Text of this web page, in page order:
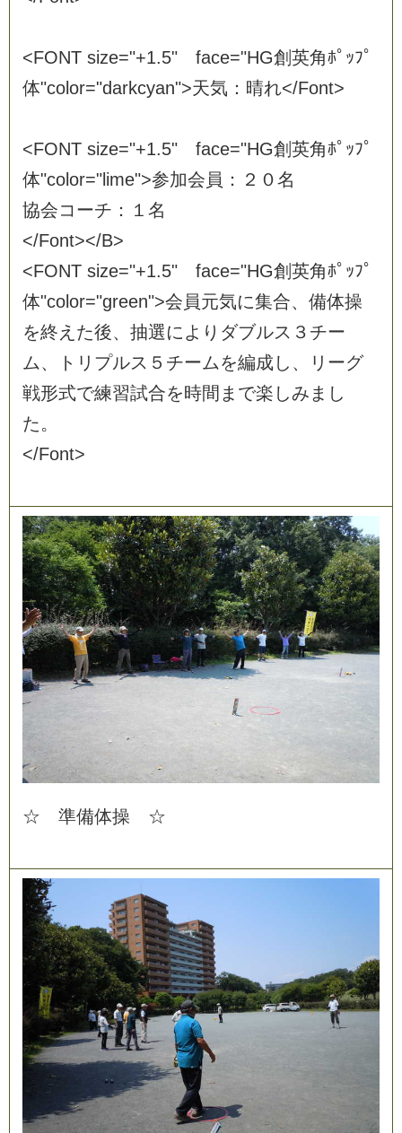
<FONT size="+1.5" face="HG創英角ﾎﾟ ｯﾌﾟ
体"coor="darkcyan">天気 ： 晴れ</Font>
<FONT size="+1.5" face="HG創英角ﾎﾟ ｯﾌﾟ
体"coor=" ime">参加会 員 ： ２ ０名
協会コ ーチ ： １ 名
</Font></B>
<FONT size="+1.5" face="HG創英角ﾎﾟ ｯﾌﾟ
体"coor="green">会 員元気に集合、 備体操
を終え た後、 抽選に よ り ダブルス ３ チー
ム、 ト リ プルス ５ チームを編成 し 、 リ ーグ
戦形式で練習試合を時間 ま で楽 しみ ま し
た。
</Font>
☆ 準備体操 ☆